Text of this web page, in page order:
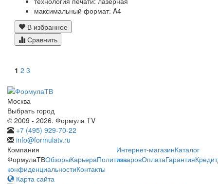
максимальный формат: A4
В избранное
Сравнить
1 2 3
Москва
Выбрать город
© 2009 - 2026. Формула TV
+7 (495) 929-70-22
info@formulatv.ru
Компания
ФормулаТВОбзорыКарьераПолитика
конфиденциальностиКонтакты
Интернет-магазинКаталог
товаровОплатаГарантияКредит
Карта сайта